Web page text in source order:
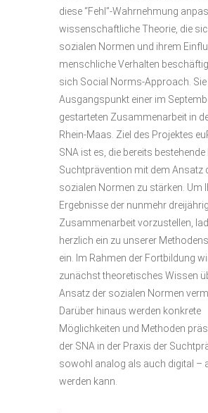
diese “Fehl”-Wahrnehmung
wissenschaftliche Theorie, die
sozialen Normen und ihrem
menschliche Verhalten
sich Social Norms-Approach.
Ausgangspunkt einer im
gestarteten Zusammenarbeit in
Rhein-Maas. Ziel des Projektes
SNA ist es, die bereits
Suchtprävention mit dem Ansatz
sozialen Normen zu stärken. Um
Ergebnisse der nunmehr
Zusammenarbeit vorzustellen,
herzlich ein zu unserer
ein. Im Rahmen der Fortbildung
zunächst theoretisches Wissen
Ansatz der sozialen Normen
Darüber hinaus werden konkrete
Möglichkeiten und Methoden
der SNA in der Praxis der
sowohl analog als auch digital –
werden kann.